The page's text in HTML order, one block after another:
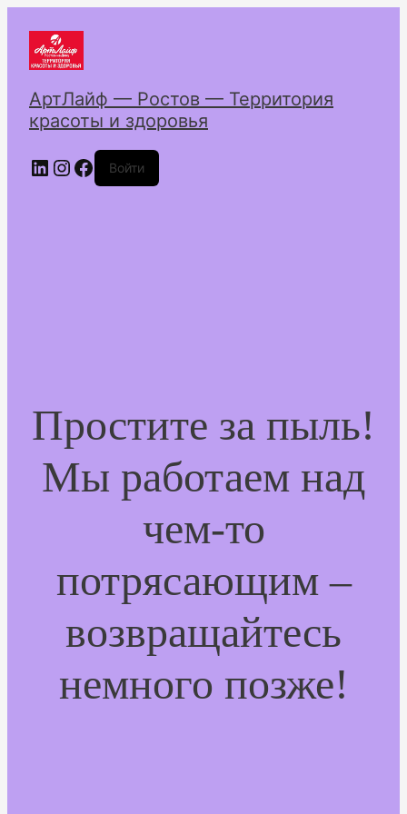
АртЛайф — Ростов — Территория
красоты и здоровья
LinkedIn
Instagram
Facebook
Войти
Простите за пыль!
Мы работаем над
чем-то
потрясающим –
возвращайтесь
немного позже!